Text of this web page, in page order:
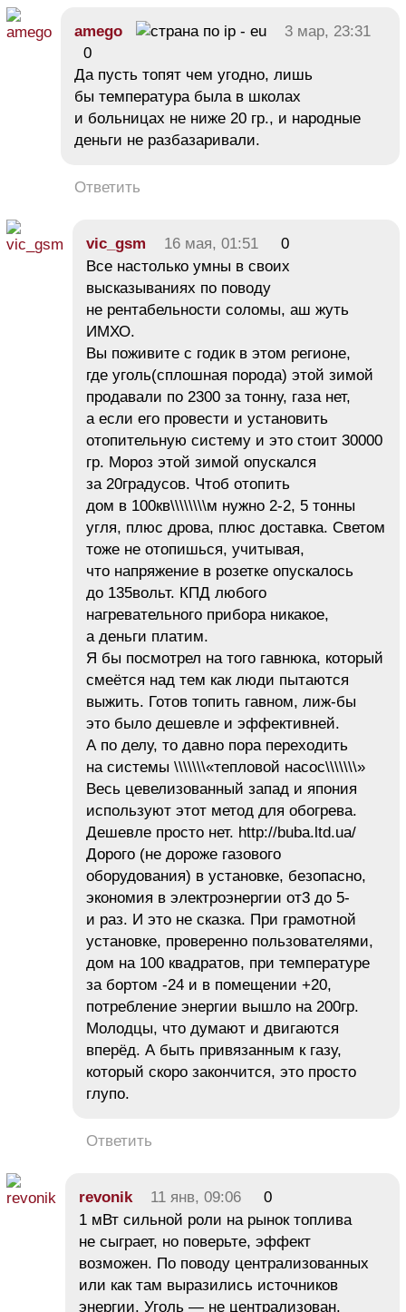
amego
3 мар, 23:31
0
Да пусть топят чем угодно, лишь
бы температура была в школах
и больницах не ниже 20 гр., и народные
деньги не разбазаривали.
Ответить
vic_gsm 16 мая, 01:51
0
Все настолько умны в своих
высказываниях по поводу
не рентабельности соломы, аш жуть
ИМХО.
Вы поживите с годик в этом регионе,
где уголь(сплошная порода) этой зимой
продавали по 2300 за тонну, газа нет,
а если его провести и установить
отопительную систему и это стоит 30000
гр. Мороз этой зимой опускался
за 20градусов. Чтоб отопить
дом в 100кв\\\\\\\\м нужно 2-2, 5 тонны
угля, плюс дрова, плюс доставка. Светом
тоже не отопишься, учитывая,
что напряжение в розетке опускалось
до 135вольт. КПД любого
нагревательного прибора никакое,
а деньги платим.
Я бы посмотрел на того гавнюка, который
смеётся над тем как люди пытаются
выжить. Готов топить гавном, лиж-бы
это было дешевле и эффективней.
А по делу, то давно пора переходить
на системы \\\\\\\«тепловой насос\\\\\\\»
Весь цевелизованный запад и япония
используют этот метод для обогрева.
Дешевле просто нет. http://buba.ltd.ua/
Дорого (не дороже газового
оборудования) в установке, безопасно,
экономия в электроэнергии от3 до 5-
и раз. И это не сказка. При грамотной
установке, проверенно пользователями,
дом на 100 квадратов, при температуре
за бортом -24 и в помещении +20,
потребление энергии вышло на 200гр.
Молодцы, что думают и двигаются
вперёд. А быть привязанным к газу,
который скоро закончится, это просто
глупо.
Ответить
revonik 11 янв, 09:06
0
1 мВт сильной роли на рынок топлива
не сыграет, но поверьте, эффект
возможен. По поводу централизованных
или как там выразились источников
энергии. Уголь — не централизован.